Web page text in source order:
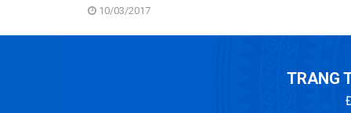
10/03/2017
TRANG